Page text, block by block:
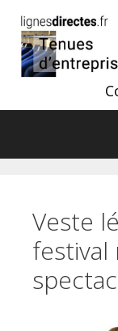
Veste
festival